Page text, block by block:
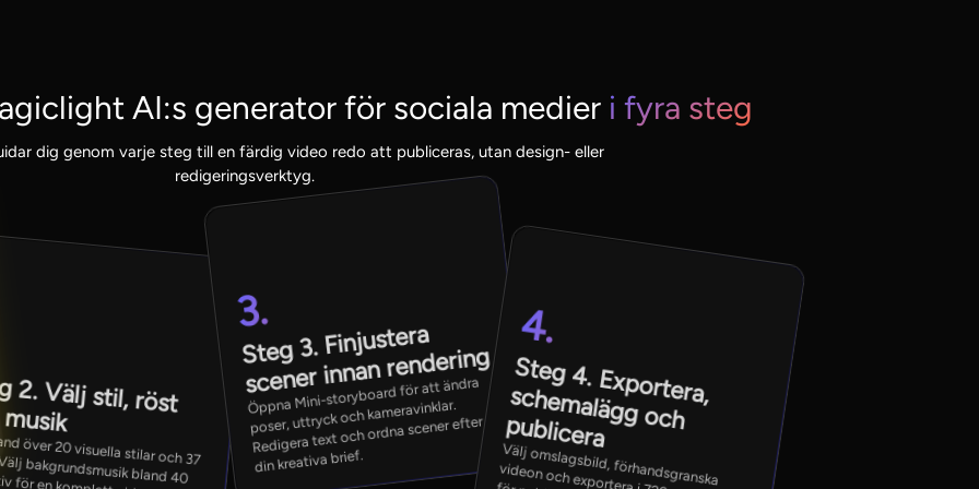
AI:s generator för sociala medieri fyra steg
dig genom varje steg till en färdig video redo att publiceras, utan design- eller
redigeringsverktyg.
2. Välj stil, röst
över 20 visuella stilar och 37
3.
Steg 3. Finjustera
scener innan rendering
Öppna Mini-storyboard för att ändra
poser, uttryck och kameravinklar.
Redigera text och ordna scener efter
din kreativa brief.
4.
S
teg 4
. Exportera, schem
alägg och
publicera
Välj omslagsbild, förhandsgranska
videon och exportera i 720p eller 1080p